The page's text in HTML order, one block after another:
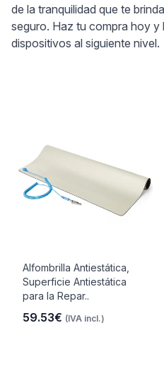
de la tranquilidad que te
seguro. Haz tu compra hoy y
dispositivos al siguiente nivel.
Alfombrilla Antiestática,
Superficie Antiestática
para la Repar..
59.53€ (IVA incl.)